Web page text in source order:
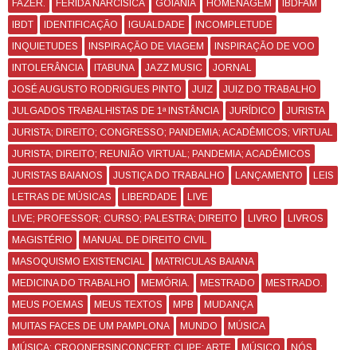
FAZER.
FERIDA NARCÍSICA GOIÂNIA HOMENAGEM
IBDFAM
IBDT
IDENTIFICAÇÃO IGUALDADE
INCOMPLETUDE
INQUIETUDES
INSPIRAÇÃO DE VIAGEM
INSPIRAÇÃO DE VOO
INTOLERÂNCIA
ITABUNA JAZZ MUSIC
JORNAL
JOSÉ AUGUSTO RODRIGUES PINTO
JUIZ
JUIZ DO TRABALHO
JULGADOS TRABALHISTAS DE 1ª INSTÂNCIA
JURÍDICO
JURISTA
JURISTA; DIREITO; CONGRESSO; PANDEMIA; ACADÊMICOS; VIRTUAL
JURISTA; DIREITO; REUNIÃO VIRTUAL; PANDEMIA; ACADÊMICOS
JURISTAS BAIANOS
JUSTIÇA DO TRABALHO LANÇAMENTO
LEIS
LETRAS DE MÚSICAS
LIBERDADE
LIVE
LIVE; PROFESSOR; CURSO; PALESTRA; DIREITO
LIVRO
LIVROS
MAGISTÉRIO
MANUAL DE DIREITO CIVIL
MASOQUISMO EXISTENCIAL
MATRICULAS BAIANA
MEDICINA DO TRABALHO
MEMÓRIA. MESTRADO
MESTRADO.
MEUS POEMAS
MEUS TEXTOS MPB
MUDANÇA
MUITAS FACES DE UM PAMPLONA
MUNDO
MÚSICA
MÚSICA; CROONERSINCONCERT; CLIPE; ARTE
MÚSICO
NÓS